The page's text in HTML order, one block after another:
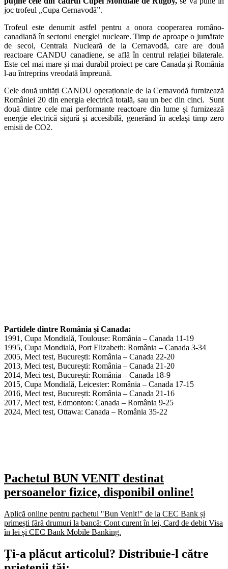
joc trofeul „Cupa Cernavodă”.
Trofeul este denumit astfel pentru a onora cooperarea româno-
canadiană în sectorul energiei nucleare. Timp de aproape o jumătate
de secol, Centrala Nucleară de la Cernavodă, care are două
reactoare CANDU canadiene, se află în centrul relației bilaterale.
Este cel mai mare și mai durabil proiect pe care Canada și România
l-au întreprins vreodată împreună.
Cele două unități CANDU operaționale de la Cernavodă furnizează
României 20 din energia electrică totală, sau un bec din cinci. Sunt
două dintre cele mai performante reactoare din lume și furnizează
energie electrică sigură și accesibilă, generând în același timp zero
emisii de CO2.
Partidele dintre România și Canada:
1991, Cupa Mondială, Toulouse: România – Canada 11-19
1995, Cupa Mondială, Port Elizabeth: România – Canada 3-34
2005, Meci test, București: România – Canada 22-20
2013, Meci test, București: România – Canada 21-20
2014, Meci test, București: România – Canada 18-9
2015, Cupa Mondială, Leicester: România – Canada 17-15
2016, Meci test, București: România – Canada 21-16
2017, Meci test, Edmonton: Canada – România 9-25
2024, Meci test, Ottawa: Canada – România 35-22
Pachetul BUN VENIT destinat
persoanelor fizice, disponibil online!
Aplică online pentru pachetul "Bun Venit!" de la CEC Bank și
primești fără drumuri la bancă: Cont curent în lei, Card de debit Visa
în lei și CEC Bank Mobile Banking.​
Ți-a plăcut articolul? Distribuie-l către